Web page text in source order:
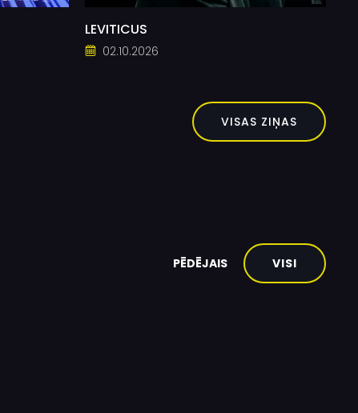
LEVITICUS
02.10.2026
VISAS ZIŅAS
PĒDĒJAIS VISI